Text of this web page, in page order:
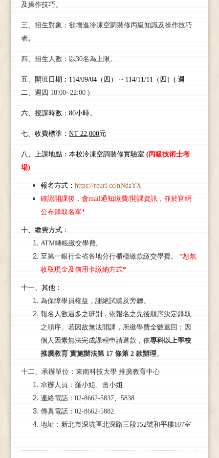
及操作技巧。
三、招生對象：欲增進冷凍空調裝修丙級知識及操作技巧
者。
四、招生人數：以30名為上限。
五、開班 日期：114/09/04 （ 四 ） ~ 114/11/11 （四）( 週
二
、週四 18:00~22:00)
六、授課時數：80小時。
七、收費標準：NT 22,000元
八、上課地點：本校冷凍空調裝修實驗室 (丙級技術士考
場)
報名方式：https://reurl.cc/nNdaYX
確認開課後，會mail通知繳費/開課資訊，並於官網
公布錄取名單*
十、繳費方式：
ATM轉帳繳交學費。
至第一銀行全省各地分行櫃檯繳款繳交學費。*恕無
收取現金及信用卡繳納方式*
十一、其他：
為保障學員權益，謝絕試聽及旁聽。
報名人數過多之班別，依報名之先後順序決定錄取
之順序。若因故無法開課，所繳學費全數退回；因
個人因素無法完成課程申請退款，依專科以上學校
推廣教育 實施辦法第 17條第 2款辦理。
十二、承辦單位：東南科技大學 推廣教育中心
承辦人員：羅小姐
、曾小姐
連絡電話：02-8662-5837、5838
傳真電話：02-8662-5882
地址：新北市深坑區北深路三段152號和平樓107室